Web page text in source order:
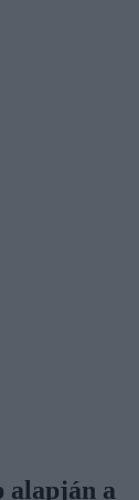
alapján a